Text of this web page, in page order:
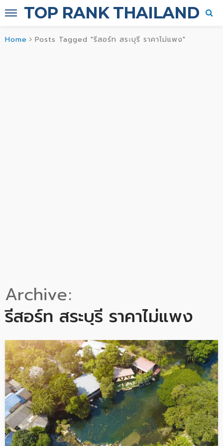
TOP RANK THAILAND
Home Posts Tagged "รีสอร์ท สระบุรี ราคาไม่แพง"
Archive
รีสอร์ท สระบุรี ราคาไม่แพง